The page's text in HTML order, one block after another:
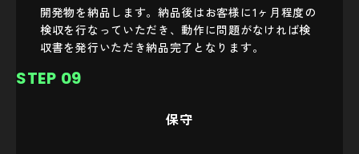
開発物を納品します。納品後はお客様に1ヶ月程度の
検収を行なっていただき、動作に問題がなければ検
収書を発行いただき納品完了となります。
保守
STEP 09